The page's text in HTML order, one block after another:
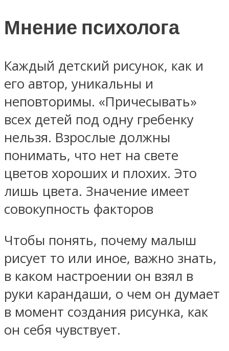
Мнение психолога
Каждый детский рисунок, как и
его автор, уникальны и
неповторимы. «Причесывать»
всех детей под одну гребенку
нельзя. Взрослые должны
понимать, что нет на свете
цветов хороших и плохих. Это
лишь цвета. Значение имеет
совокупность факторов
Чтобы понять, почему малыш
рисует то или иное, важно знать,
в каком настроении он взял в
руки карандаши, о чем он думает
в момент создания рисунка, как
он себя чувствует.